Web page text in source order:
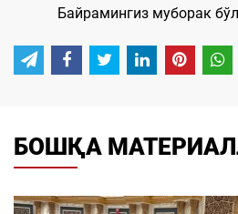
Байрамингиз муборак
БОШҚА